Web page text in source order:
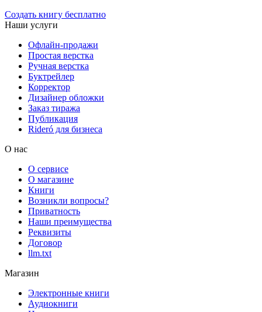
Создать книгу бесплатно
Наши услуги
Офлайн-продажи
Простая верстка
Ручная верстка
Буктрейлер
Корректор
Дизайнер обложки
Заказ тиража
Публикация
Rideró для бизнеса
О нас
О сервисе
О магазине
Книги
Возникли вопросы?
Приватность
Наши преимущества
Реквизиты
Договор
llm.txt
Магазин
Электронные книги
Аудиокниги